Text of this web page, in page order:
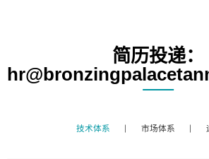
简历投递：
技术体系 市场体系